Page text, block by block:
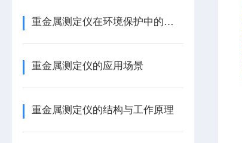
重金属测定仪在环境保护中的重要性
重金属测定仪的应用场景
重金属测定仪的结构与工作原理